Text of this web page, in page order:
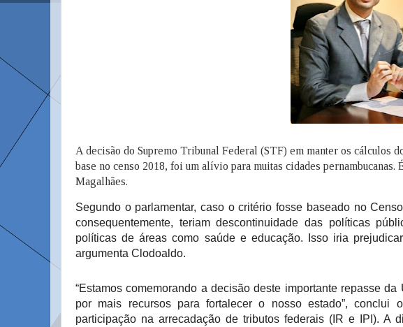
A decisão do Supremo Tribunal Federal (STF) em manter os cálculos
base no censo 2018, foi um alívio para muitas cidades pernambucanas.
Magalhães.
Segundo o parlamentar, caso o critério fosse baseado no
consequentemente, teriam descontinuidade das políticas
políticas de áreas como saúde e educação. Isso iria
argumenta Clodoaldo.
“Estamos comemorando a decisão deste importante repasse
por mais recursos para fortalecer o nosso estado”,
participação na arrecadação de tributos federais (IR e IPI). A